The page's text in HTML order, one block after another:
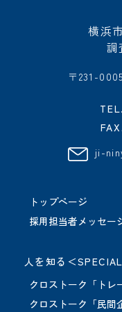
トップページ
採用担当者メッセー
横浜
調
〒231-
TEL.
FAX.
ji-
人を知る＜
クロストーク「トレ
クロストーク「民